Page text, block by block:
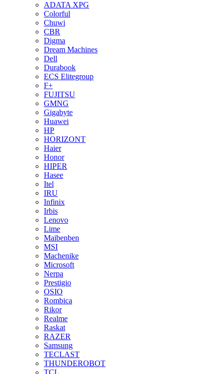
ADATA XPG
Colorful
Chuwi
CBR
Digma
Dream Machines
Dell
Durabook
ECS Elitegroup
F+
FUJITSU
GMNG
Gigabyte
Huawei
HP
HORIZONT
Haier
Honor
HIPER
Hasee
Itel
IRU
Infinix
Irbis
Lenovo
Lime
Maibenben
MSI
Machenike
Microsoft
Nerpa
Prestigio
OSIO
Rombica
Rikor
Realme
Raskat
RAZER
Samsung
TECLAST
THUNDEROBOT